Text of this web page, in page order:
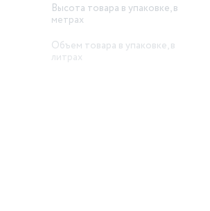
Высота товара в упаковке, в
метрах
Объем товара в упаковке, в
литрах